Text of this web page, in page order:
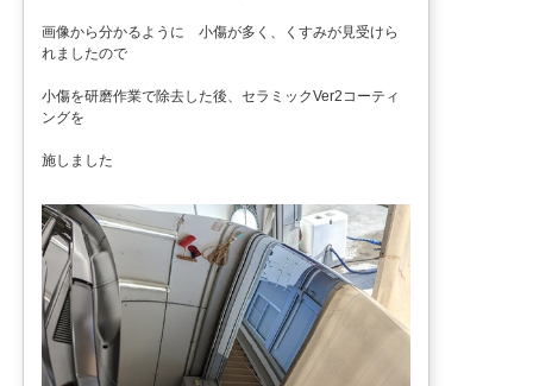
画像から分かるように 小傷が多く、くすみが見受けら
れましたので
小傷を研磨作業で除去した後、セラミックVer2コーティ
ングを
施しました